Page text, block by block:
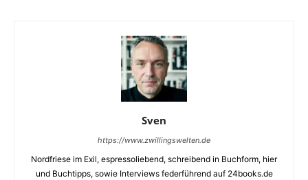
Sven
https://www.zwillingswelten.de
Nordfriese im Exil, espressoliebend, schreibend in Buchform, hier
und Buchtipps, sowie Interviews federführend auf 24books.de